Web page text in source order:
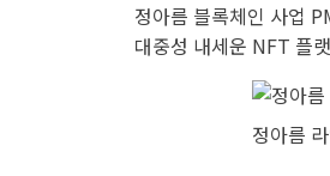
정아름 블록체인 사업
대중성 내세운 NFT 플
정아름